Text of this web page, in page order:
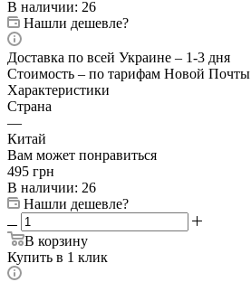
В наличии: 26
Нашли дешевле?
Доставка по всей Украине – 1-3 дня
Стоимость – по тарифам Новой Почты
Характеристики
Страна
—
Китай
Вам может понравиться
495 грн
В наличии: 26
Нашли дешевле?
В корзину
Купить в 1 клик